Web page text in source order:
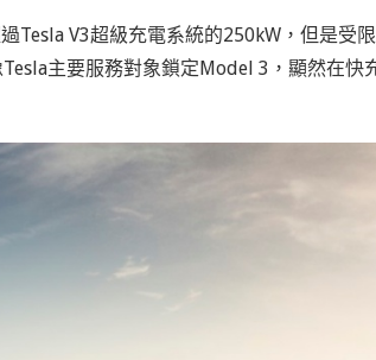
Tesla V3超級充電系統的250kW，但是受限
主要服務對象鎖定Model 3，顯然在快